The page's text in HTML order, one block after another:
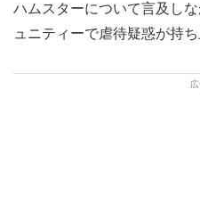
ハムスターについて言及し
ュニティーで虐待疑惑が持ち